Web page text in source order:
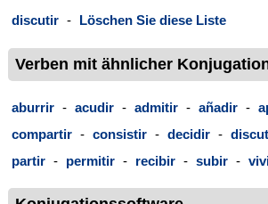
discutir - Löschen Sie diese Liste
Verben mit ähnlicher
aburrir - acudir - admitir - añadir -
compartir - consistir - decidir -
partir - permitir - recibir - subir -